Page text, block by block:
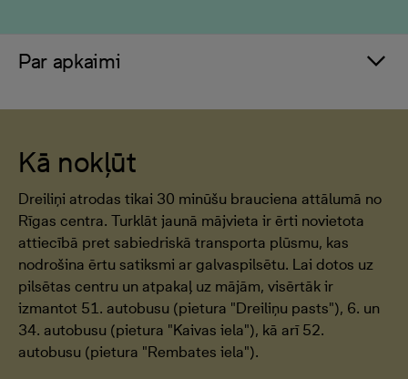
Par apkaimi
Kā nokļūt
Dreiliņi atrodas tikai 30 minūšu brauciena attālumā no
Rīgas centra. Turklāt jaunā mājvieta ir ērti novietota
attiecībā pret sabiedriskā transporta plūsmu, kas
nodrošina ērtu satiksmi ar galvaspilsētu. Lai dotos uz
pilsētas centru un atpakaļ uz mājām, visērtāk ir
izmantot 51. autobusu (pietura "Dreiliņu pasts"), 6. un
34. autobusu (pietura "Kaivas iela"), kā arī 52.
autobusu (pietura "Rembates iela").